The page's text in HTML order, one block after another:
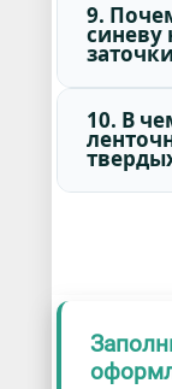
9.
синеву
10. В